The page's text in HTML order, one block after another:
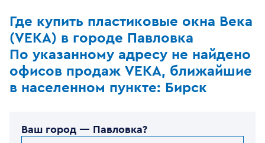
Где купить пластиковые окна Века
(VEKA) в городе Павловка
По указанному адресу не найдено
офисов продаж VEKA, ближайшие
в населенном пункте: Бирск
Ваш город — Павловка?